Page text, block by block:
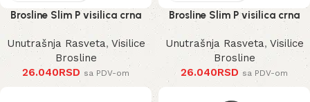
Brosline Slim P visilica crna
Unutrašnja Rasveta, Visilice
Brosline
26.040RSD sa PDV-om
Brosline Slim P visilica crna
Unutrašnja Rasveta, Visilice
Brosline
26.040RSD sa PDV-om